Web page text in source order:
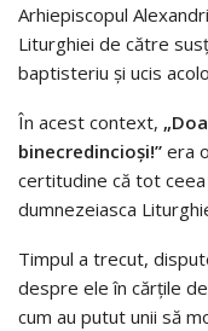
Arhiepiscopul
Liturghiei de către
baptisteriu și ucis
În acest context,
binecredincioși!” era
certitudine că tot
dumnezeiasca
Timpul a trecut,
despre ele în cărțile
cum au putut unii să